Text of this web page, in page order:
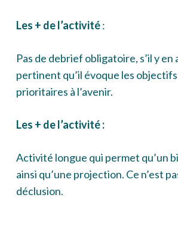
Les + de l’activité:
Pas de debrief obligatoire, s’il y en
pertinent qu’il évoque les
prioritaires à l’avenir.
Les + de l’activité :
Activité longue qui permet qu’un
ainsi qu’une projection. Ce n’est
déclusion.